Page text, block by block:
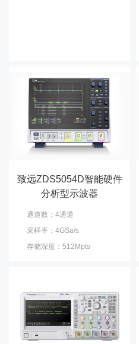
致远ZDS5054D智能硬件
分析型示波器
通道数：4通道
采样率：4GSa/s
存储深度：512Mpts